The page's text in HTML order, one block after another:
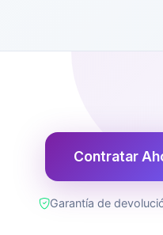
Contratar
Garantía de